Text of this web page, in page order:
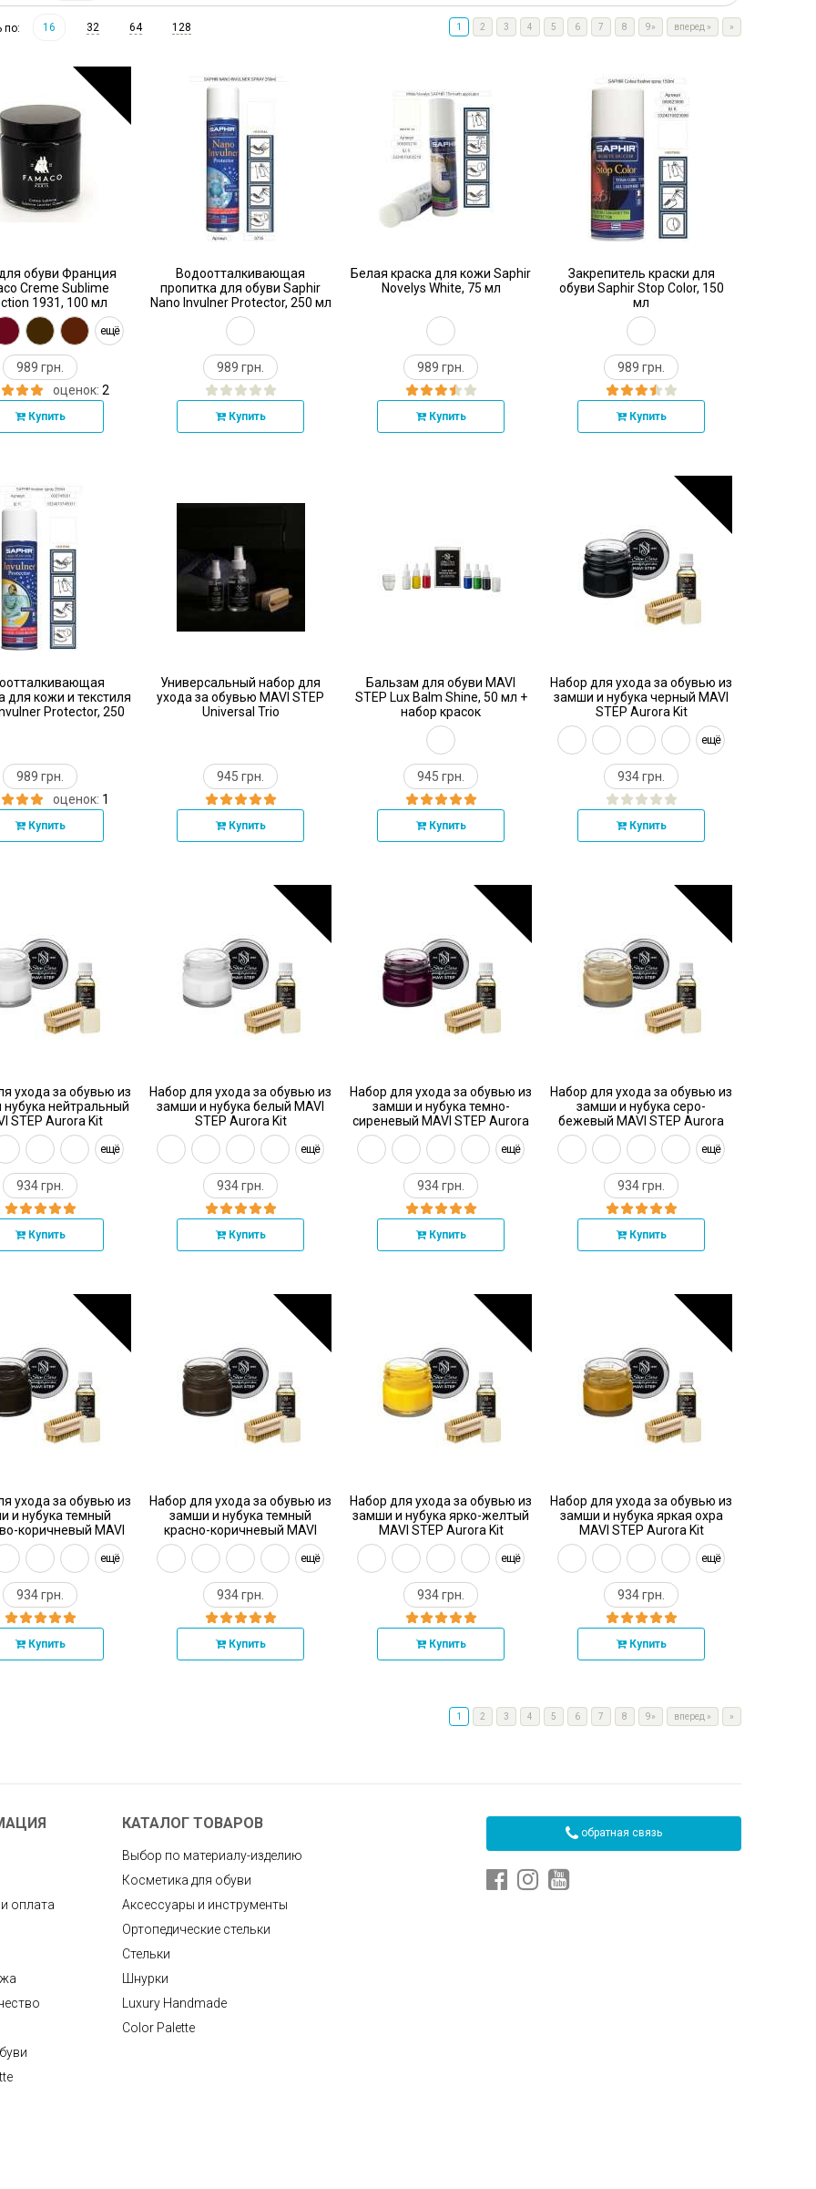
по: 16 32 64 128 1 2 3 4 5 6 7 8 9» вперед » »
обуви Франция
Creme Sublime
1931, 100 мл
ещё
989 грн.
оценок: 2
Купить
Водоотталкивающая
пропитка для обуви Saphir
Nano Invulner Protector, 250 мл
989 грн.
Купить
Белая краска для кожи Saphir
Novelys White, 75 мл
989 грн.
Купить
Закрепитель краски для
обуви Saphir Stop Color, 150
мл
989 грн.
Купить
для кожи и текстиля
Protector, 250
989 грн.
оценок: 1
Купить
Универсальный набор для
ухода за обувью MAVI STEP
Universal Trio
945 грн.
Купить
Бальзам для обуви MAVI
STEP Lux Balm Shine, 50 мл +
набор красок
945 грн.
Купить
Набор для ухода за обувью из
замши и нубука черный MAVI
STEP Aurora Kit
ещё
934 грн.
Купить
ухода за обувью из
нейтральный
STEP Aurora Kit
ещё
934 грн.
Купить
Набор для ухода за обувью из
замши и нубука белый MAVI
STEP Aurora Kit
ещё
934 грн.
Купить
Набор для ухода за обувью из
замши и нубука темно-
сиреневый MAVI STEP Aurora
Kit
ещё
934 грн.
Купить
Набор для ухода за обувью из
замши и нубука серо-
бежевый MAVI STEP Aurora
Kit
ещё
934 грн.
Купить
ухода за обувью из
и нубука темный
коричневый MAVI
Aurora Kit
ещё
934 грн.
Купить
Набор для ухода за обувью из
замши и нубука темный
красно-коричневый MAVI
STEP Aurora Kit
ещё
934 грн.
Купить
Набор для ухода за обувью из
замши и нубука ярко-желтый
MAVI STEP Aurora Kit
ещё
934 грн.
Купить
Набор для ухода за обувью из
замши и нубука яркая охра
MAVI STEP Aurora Kit
ещё
934 грн.
Купить
1 2 3 4 5 6 7 8 9» вперед » »
оплата
КАТАЛОГ ТОВАРОВ
Выбор по материалу-изделию
Косметика для обуви
Аксессуары и инструменты
Ортопедические стельки
Стельки
Шнурки
Luxury Handmade
Color Palette
обратная связь